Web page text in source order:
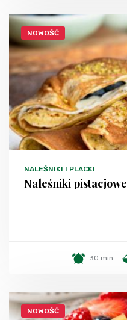
NOWOŚĆ
NALEŚNIKI I PLACKI
Naleśniki pistacjowe
30 min.
NOWOŚĆ